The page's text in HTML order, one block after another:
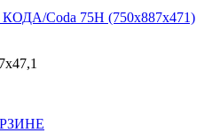
КОДА/Coda 75Н (750х887х471)